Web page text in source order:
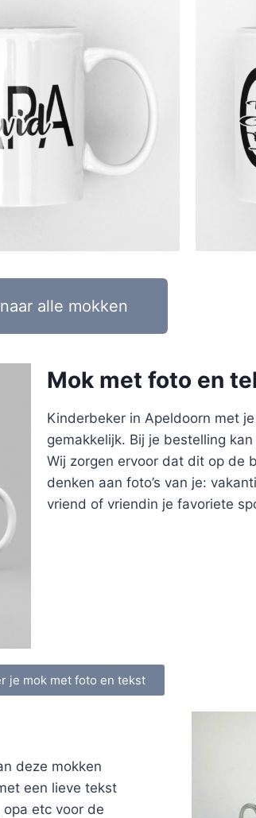
alle mokken
Mok met foto en
Kinderbeker in Apeldoorn met
gemakkelijk. Bij je bestelling
Wij zorgen ervoor dat dit op de
denken aan foto’s van je:
vriend of vriendin je favoriete
je mok met foto en tekst
deze mokken
een lieve tekst
etc voor de